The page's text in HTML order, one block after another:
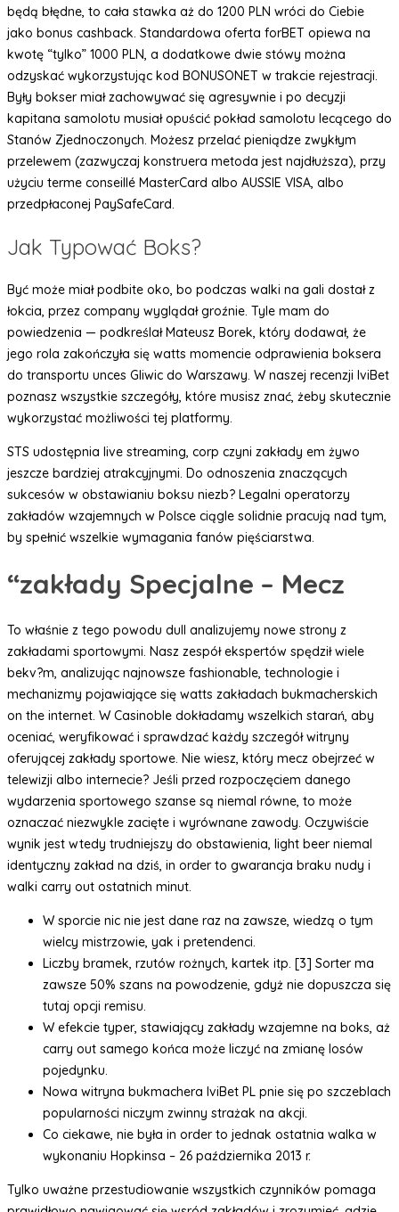
będą błędne, to cała stawka aż do 1200 PLN wróci do Ciebie
jako bonus cashback. Standardowa oferta forBET opiewa na
kwotę “tylko” 1000 PLN, a dodatkowe dwie stówy można
odzyskać wykorzystując kod BONUSONET w trakcie rejestracji.
Były bokser miał zachowywać się agresywnie i po decyzji
kapitana samolotu musiał opuścić pokład samolotu lecącego do
Stanów Zjednoczonych. Możesz przelać pieniądze zwykłym
przelewem (zazwyczaj konstruera metoda jest najdłuższa), przy
użyciu terme conseillé MasterCard albo AUSSIE VISA, albo
przedpłaconej PaySafeCard.
Jak Typować Boks?
Być może miał podbite oko, bo podczas walki na gali dostał z
łokcia, przez company wyglądał groźnie. Tyle mam do
powiedzenia — podkreślał Mateusz Borek, który dodawał, że
jego rola zakończyła się watts momencie odprawienia boksera
do transportu unces Gliwic do Warszawy. W naszej recenzji IviBet
poznasz wszystkie szczegóły, które musisz znać, żeby skutecznie
wykorzystać możliwości tej platformy.
STS udostępnia live streaming, corp czyni zakłady em żywo
jeszcze bardziej atrakcyjnymi. Do odnoszenia znaczących
sukcesów w obstawianiu boksu niezb? Legalni operatorzy
zakładów wzajemnych w Polsce ciągle solidnie pracują nad tym,
by spełnić wszelkie wymagania fanów pięściarstwa.
“zakłady Specjalne – Mecz
To właśnie z tego powodu dull analizujemy nowe strony z
zakładami sportowymi. Nasz zespół ekspertów spędził wiele
bekv?m, analizując najnowsze fashionable, technologie i
mechanizmy pojawiające się watts zakładach bukmacherskich
on the internet. W Casinoble dokładamy wszelkich starań, aby
oceniać, weryfikować i sprawdzać każdy szczegół witryny
oferującej zakłady sportowe. Nie wiesz, który mecz obejrzeć w
telewizji albo internecie? Jeśli przed rozpoczęciem danego
wydarzenia sportowego szanse są niemal równe, to może
oznaczać niezwykle zacięte i wyrównane zawody. Oczywiście
wynik jest wtedy trudniejszy do obstawienia, light beer niemal
identyczny zakład na dziś, in order to gwarancja braku nudy i
walki carry out ostatnich minut.
W sporcie nic nie jest dane raz na zawsze, wiedzą o tym
wielcy mistrzowie, yak i pretendenci.
Liczby bramek, rzutów rożnych, kartek itp. [3] Sorter ma
zawsze 50% szans na powodzenie, gdyż nie dopuszcza się
tutaj opcji remisu.
W efekcie typer, stawiający zakłady wzajemne na boks, aż
carry out samego końca może liczyć na zmianę losów
pojedynku.
Nowa witryna bukmachera IviBet PL pnie się po szczeblach
popularności niczym zwinny strażak na akcji.
Co ciekawe, nie była in order to jednak ostatnia walka w
wykonaniu Hopkinsa – 26 października 2013 r.
Tylko uważne przestudiowanie wszystkich czynników pomaga